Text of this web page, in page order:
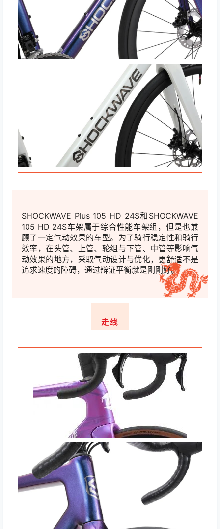
SHOCKWAVE Plus 105 HD 24S和SHOCKWAVE
105 HD 24S车架属于综合性能车架组，但是也兼
顾了一定气动效果的车型。为了骑行稳定性和骑行
效率，在头管、上管、轮组与下管、中管等影响气
动效果的地方，采取气动设计与优化，更舒适不是
追求速度的障碍，通过辩证平衡就是刚刚好。
走线